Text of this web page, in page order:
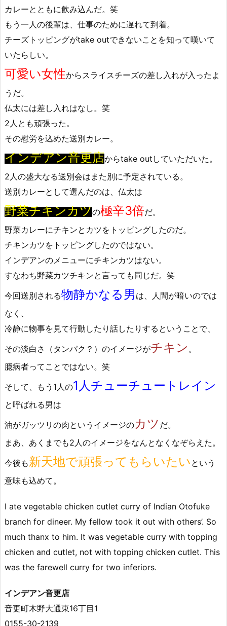
カレーとともに飲み込んだ。笑
もう一人の後輩は、仕事のために遅れて到着。
チーズトッピングがtake outできないことを知って嘆いて
いたらしい。
可愛い女性からスライスチーズの差し入れが入ったよ
うだ。
仏太には差し入れはなし。笑
2人とも頑張った。
その慰労を込めた送別カレー。
インデアン音更店からtake outしていただいた。
2人の盛大なる送別会はまた別に予定されている。
送別カレーとして選んだのは、仏太は
野菜チキンカツの極辛3倍だ。
野菜カレーにチキンとカツをトッピングしたのだ。
チキンカツをトッピングしたのではない。
インデアンのメニューにチキンカツはない。
すなわち野菜カツチキンと言っても同じだ。笑
今回送別される物静かなる男 は、人間が暗いのでは
なく、
冷静に物事を見て行動したり話したりするということで、
その淡白さ（タンパク？）のイメージがチキン 。
臆病者ってことではない。笑
そして、もう1人の1人チューチュートレイン
と呼ばれる男は
油がガッツリの肉というイメージのカツ だ。
まあ、あくまでも2人のイメージをなんとなくなぞらえた。
今後も新天地で頑張ってもらいたい という
意味も込めて。
I ate vegetable chicken cutlet curry of Indian Otofuke
branch for dineer. My fellow took it out with others’. So
much thanx to him. It was vegetable curry with topping
chicken and cutlet, not with topping chicken cutlet. This
was the farewell curry for two inferiors.
インデアン音更店
音更町木野大通東16丁目1
0155-30-2139